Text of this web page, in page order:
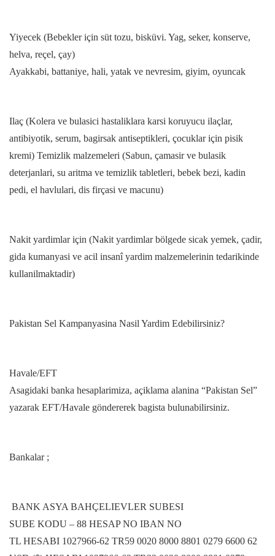
Yiyecek (Bebekler için süt tozu, bisküvi. Yag, seker, konserve,
helva, reçel, çay)
Ayakkabi, battaniye, hali, yatak ve nevresim, giyim, oyuncak
Ilaç (Kolera ve bulasici hastaliklara karsi koruyucu ilaçlar,
antibiyotik, serum, bagirsak antiseptikleri, çocuklar için pisik
kremi) Temizlik malzemeleri (Sabun, çamasir ve bulasik
deterjanlari, su aritma ve temizlik tabletleri, bebek bezi, kadin
pedi, el havlulari, dis firçasi ve macunu)
Nakit yardimlar için (Nakit yardimlar bölgede sicak yemek, çadir,
gida kumanyasi ve acil insanî yardim malzemelerinin tedarikinde
kullanilmaktadir)
Pakistan Sel Kampanyasina Nasil Yardim Edebilirsiniz?
Havale/EFT
Asagidaki banka hesaplarimiza, açiklama alanina “Pakistan Sel”
yazarak EFT/Havale göndererek bagista bulunabilirsiniz.
Bankalar ;
BANK ASYA BAHÇELIEVLER SUBESI
SUBE KODU – 88 HESAP NO IBAN NO
TL HESABI 1027966-62 TR59 0020 8000 8801 0279 6600 62